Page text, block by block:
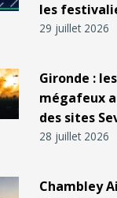
les
29 juillet 2026
Gironde : les
mégafeux
des sites
28 juillet 2026
Chambley